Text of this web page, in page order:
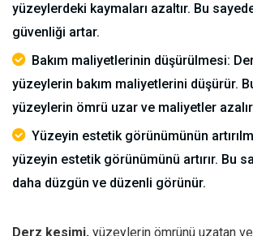
yüzeylerdeki kaymaları azaltır. Bu
güvenliği artar.
Bakım maliyetlerinin düşürülmesi:
yüzeylerin bakım maliyetlerini düşürür.
yüzeylerin ömrü uzar ve maliyetler
Yüzeyin estetik görünümünün
yüzeyin estetik görünümünü artırır. Bu
daha düzgün ve düzenli görünür.
Derz kesimi, yüzeylerin ömrünü uzatan